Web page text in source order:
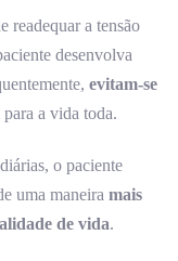
readequar a tensão
desenvolva
evitam-se
a vida toda.
o paciente
uma maneira mais
de vida.